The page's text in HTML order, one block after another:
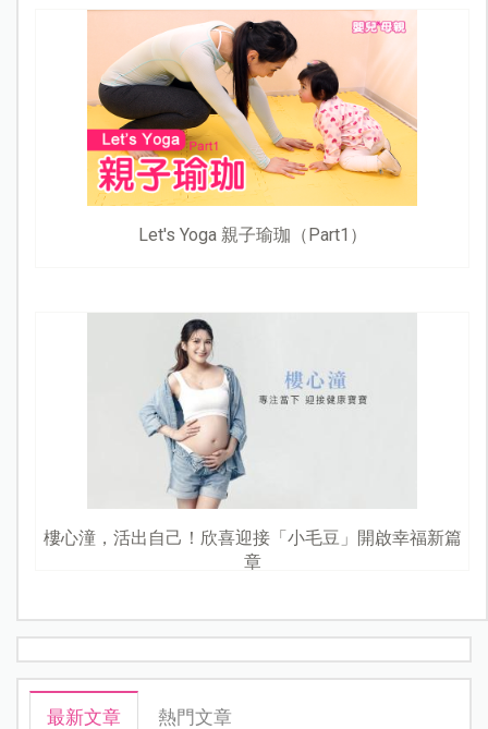
Let's Yoga 親子瑜珈（Part1）
樓心潼，活出自己！欣喜迎接「小毛豆」開啟幸福新篇
章
最新文章 熱門文章